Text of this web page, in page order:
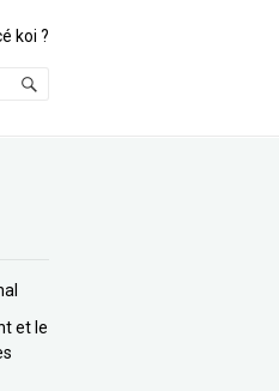
koi ?
et le